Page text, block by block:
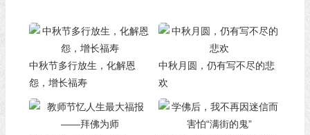
中秋节多行放生，化解恩
怨，增长福寿
中秋月圆，仍有写不尽的悲
欢